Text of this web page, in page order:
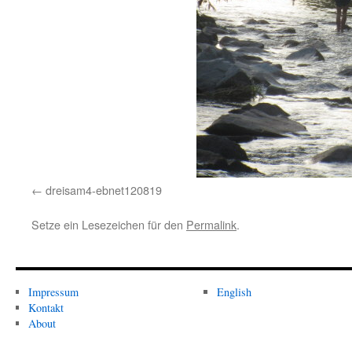
dreisam4-ebnet120819
Setze ein Lesezeichen für den Permalink.
Impressum
Kontakt
About
English